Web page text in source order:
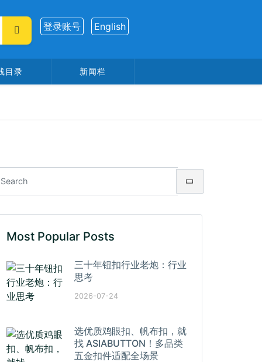
登录账号 English
目录 新闻栏
Most Popular Posts
三十年钮扣行业老炮：行业
思考
2026-07-24
选优质鸡眼扣、帆布扣，就
找 ASIABUTTON！多品类
五金扣件适配全场景